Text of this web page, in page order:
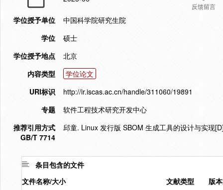
反馈留言
学位授予单位
中国科学院研究生院
学位
硕士
学位授予地点
北京
内容类型
学位论文
URI标识
http://ir.iscas.ac.cn/handle/311060/19891
专题
软件工程技术研究开发中心
推荐引用方式
GB/T 7714
邱童. Linux 发行版 SBOM 生成工具的设计与实现
条目包含的文件
文件名称/大小
文献类型 版